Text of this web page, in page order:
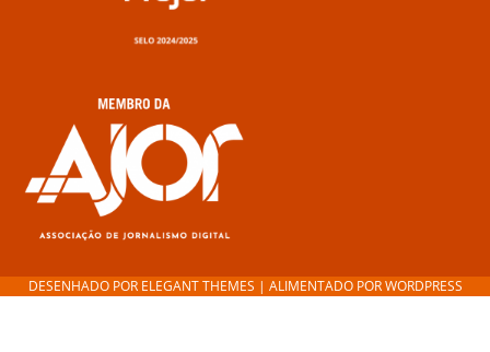
DESENHADO POR ELEGANT THEMES | ALIMENTADO PORWORDPRESS